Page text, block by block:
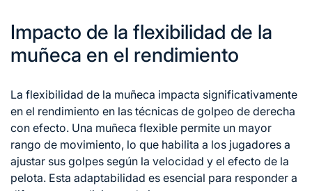
Impacto de la flexibilidad de la
muñeca en el rendimiento
La flexibilidad de la muñeca impacta significativamente
en el rendimiento en las técnicas de golpeo de derecha
con efecto. Una muñeca flexible permite un mayor
rango de movimiento, lo que habilita a los jugadores a
ajustar sus golpes según la velocidad y el efecto de la
pelota. Esta adaptabilidad es esencial para responder a